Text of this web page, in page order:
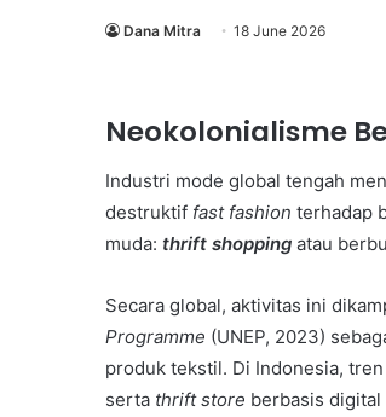
Dana Mitra 18 June 2026
Neokolonialisme
Industri mode global tengah
destruktif fast fashion terhadap
muda: thrift shopping atau
Secara global, aktivitas ini
Programme (UNEP, 2023)
produk tekstil. Di Indonesia,
serta thrift store berbasis digital
Briket
Kotoran